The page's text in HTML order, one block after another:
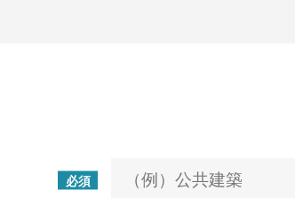
必須